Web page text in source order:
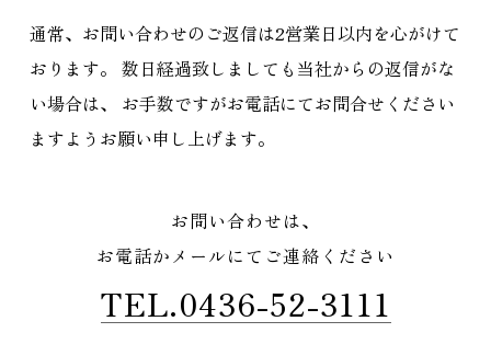
通常、お問い合わせのご返信は2営業日以内を心がけて
おります。 数日経過致しましても当社からの返信がな
い場合は、
お手数ですがお電話にてお問合せください
ますようお願い申し上げます。
お問い合わせは、
お電話かメールにてご連絡ください
TEL.0436-52-3111